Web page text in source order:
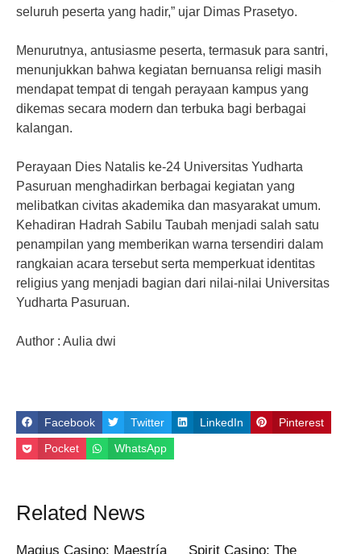
seluruh peserta yang hadir,” ujar Dimas Prasetyo.
Menurutnya, antusiasme peserta, termasuk para santri,
menunjukkan bahwa kegiatan bernuansa religi masih
mendapat tempat di tengah perayaan kampus yang
dikemas secara modern dan terbuka bagi berbagai
kalangan.
Perayaan Dies Natalis ke-24 Universitas Yudharta
Pasuruan menghadirkan berbagai kegiatan yang
melibatkan civitas akademika dan masyarakat umum.
Kehadiran Hadrah Sabilu Taubah menjadi salah satu
penampilan yang memberikan warna tersendiri dalam
rangkaian acara tersebut serta memperkuat identitas
religius yang menjadi bagian dari nilai-nilai Universitas
Yudharta Pasuruan.
Author : Aulia dwi
Facebook Twitter LinkedIn Pinterest
Pocket WhatsApp
Related News
Magius Casino: Maestría Spirit Casino: The